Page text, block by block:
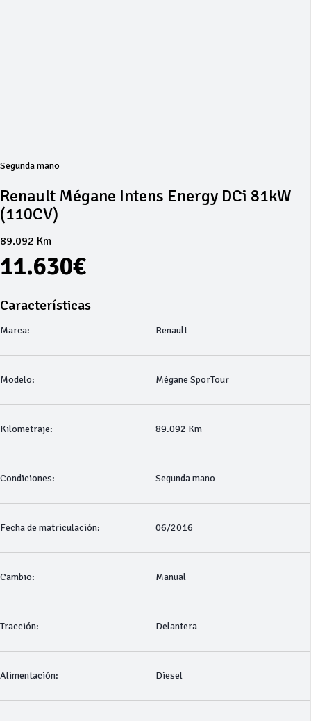
Segunda mano
Renault Mégane Intens Energy DCi 81kW
(110CV)
89.092 Km
11.630€
Características
Marca: Renault
Modelo: Mégane SporTour
Kilometraje: 89.092 Km
Condiciones: Segunda mano
Fecha de matriculación: 06/2016
Cambio: Manual
Tracción: Delantera
Alimentación: Diesel